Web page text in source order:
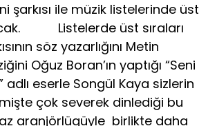
şarkısı ile müzik listelerinde üst
Listelerde üst sıraları
söz yazarlığını Metin
Oğuz Boran’ın yaptığı “Seni
adlı eserle Songül Kaya sizlerin
çok severek dinlediği bu
aranjörlügüyle birlikte daha